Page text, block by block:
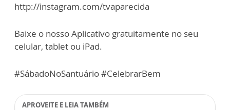
http://instagram.com/tvaparecida
Baixe o nosso Aplicativo gratuitamente no seu
celular, tablet ou iPad.
#SábadoNoSantuário #CelebrarBem
APROVEITE E LEIA TAMBÉM